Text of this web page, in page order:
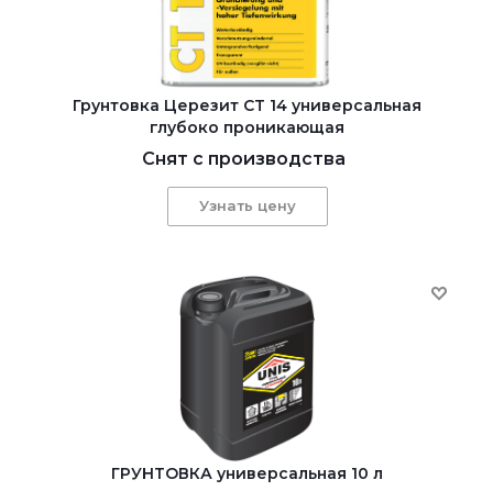
Грунтовка Церезит CT 14 универсальная
глубоко проникающая
Снят с производства
Узнать цену
ГРУНТОВКА универсальная 10 л